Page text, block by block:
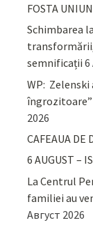
FOSTA
Schimbarea
semnificații 6
WP: Zelenski
îngrozitoare”
2026
CAFEAUA DE
6 AUGUST –
La Centrul
familiei au
Август 2026